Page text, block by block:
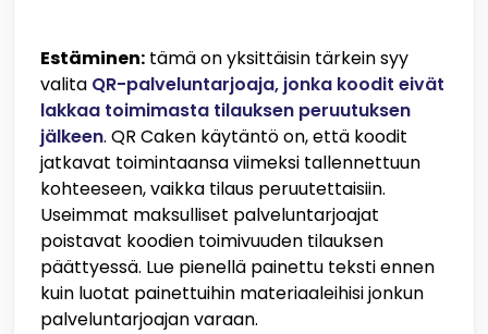
Estäminen: tämä on yksittäisin tärkein syy
valita QR-palveluntarjoaja, jonka koodit eivät
lakkaa toimimasta tilauksen peruutuksen
jälkeen. QR Caken käytäntö on, että koodit
jatkavat toimintaansa viimeksi tallennettuun
kohteeseen, vaikka tilaus peruutettaisiin.
Useimmat maksulliset palveluntarjoajat
poistavat koodien toimivuuden tilauksen
päättyessä. Lue pienellä painettu teksti ennen
kuin luotat painettuihin materiaaleihisi jonkun
palveluntarjoajan varaan.